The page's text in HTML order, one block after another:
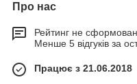
Про нас
Рейтинг не
Менше 5 відгуків за
Працює з 21.06.2018